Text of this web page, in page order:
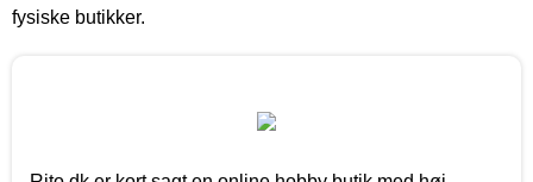
fysiske butikker.